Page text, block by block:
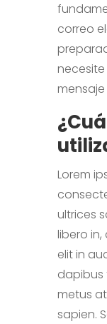
correo
Lorem
ultrices
libero in,
elit in
dapibus
metus
sapien.